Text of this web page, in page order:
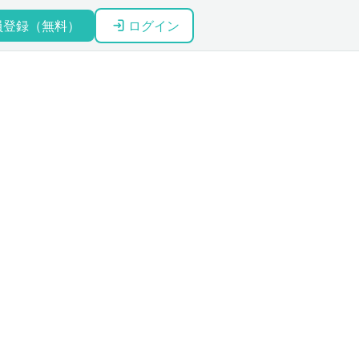
録（無料） ログイン